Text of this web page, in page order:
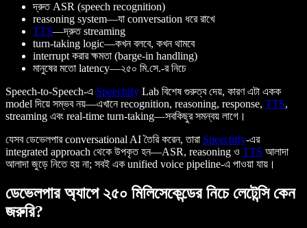
দ্রুত ASR (speech recognition)
reasoning system—যা conversation ধরে রাখে
TTS—দ্রুত streaming
turn-taking logic—কখন বলবে, কখন থামবে
interrupt করার ক্ষমতা (barge-in handling)
মানুষের মতো latency—২৫০ মি.সে.-র নিচে
Speech-to-Speech-এ Speechify Lab বিশেষ গুরুত্ব দেয়, কারণ এটা একক
model দিয়ে সম্ভব নয়—এখানে recognition, reasoning, response, TTS,
streaming এবং real-time turn-taking—সবকিছুর সমন্বয় লাগে।
যেসব ডেভেলপার conversational AI তৈরি করেন, তারা Speechify-এর
integrated approach থেকে উপকৃত হন—ASR, reasoning ও TTS আলাদা
আলাদা জুড়ে নিতে হয় না; সবই এক unified voice pipeline-এ পাওয়া যায়।
ডেভেলপার অ্যাপে ২৫০ মিলিসেকেন্ডের নিচে লেটেন্সি কেন
জরুরি?